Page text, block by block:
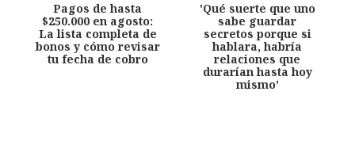
Pagos de hasta
$250.000 en agosto:
La lista completa de
bonos y cómo revisar
tu fecha de cobro
'Qué suerte que uno
sabe guardar
secretos porque si
hablara, habría
relaciones que
durarían hasta hoy
mismo'